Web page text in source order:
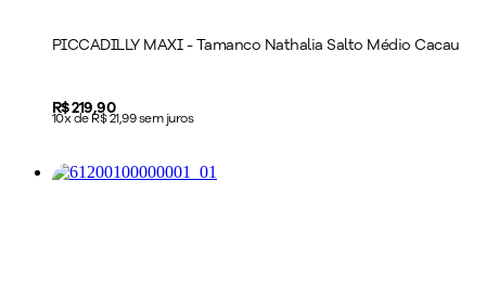
PICCADILLY MAXI - Tamanco Nathalia Salto Médio Cacau
Price:
R$ 219,90
10x de R$ 21,99 sem juros